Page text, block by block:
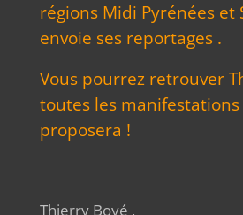
régions Midi Pyrénées et
envoie ses reportages .
Vous pourrez retrouver
toutes les manifestations
proposera !
Thierry Boyé ,